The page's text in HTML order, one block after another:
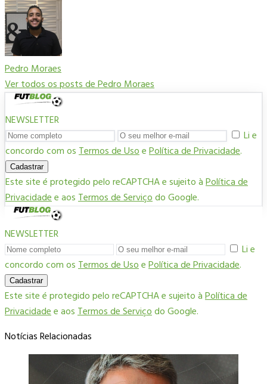
Pedro Moraes
Ver todos os posts de Pedro Moraes
NEWSLETTER
Li e
concordo com osTermos de UsoePolítica de Privacidade.
Cadastrar
Este site é protegido pelo reCAPTCHA e sujeito àPolítica de
Privacidadee aosTermos de Serviçodo Google.
NEWSLETTER
Li e
concordo com osTermos de UsoePolítica de Privacidade.
Cadastrar
Este site é protegido pelo reCAPTCHA e sujeito àPolítica de
Privacidadee aosTermos de Serviçodo Google.
Notícias Relacionadas